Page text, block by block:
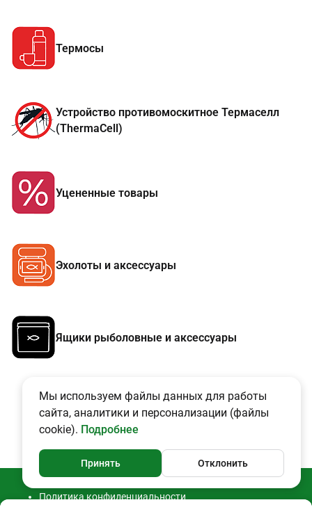
Термосы
Устройство противомоскитное Термаселл
(ThermaCell)
Уцененные товары
Эхолоты и аксессуары
Ящики рыболовные и аксессуары
Политика конфиденциальности
Мы используем файлы данных для работы
сайта, аналитики и персонализации (файлы
cookie). Подробнее
Принять Отклонить